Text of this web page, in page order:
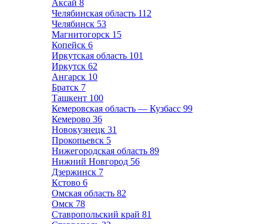
Аксай 8
Челябинская область 112
Челябинск 53
Магнитогорск 15
Копейск 6
Иркутская область 101
Иркутск 62
Ангарск 10
Братск 7
Ташкент 100
Кемеровская область — Кузбасс 99
Кемерово 36
Новокузнецк 31
Прокопьевск 5
Нижегородская область 89
Нижний Новгород 56
Дзержинск 7
Кстово 6
Омская область 82
Омск 78
Ставропольский край 81